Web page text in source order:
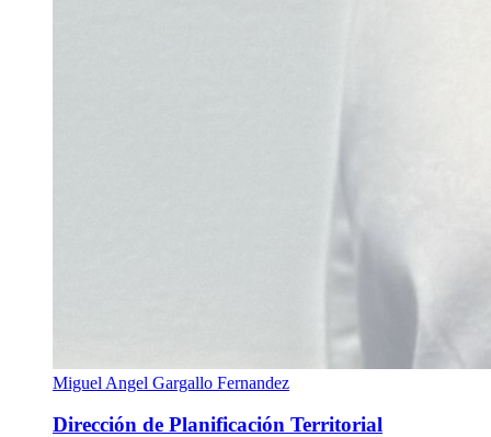
Miguel Angel Gargallo Fernandez
Dirección de Planificación Territorial